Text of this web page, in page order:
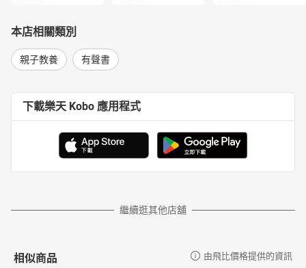
本店相關類別
親子教養 有聲書
下載樂天 Kobo 應用程式
繼續逛其他店舖
相似商品 由飛比價格提供的資訊